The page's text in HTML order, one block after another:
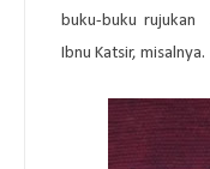
buku-buku rujukan
Ibnu Katsir, misalnya.